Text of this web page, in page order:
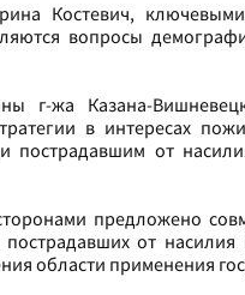
Костевич, ключевыми
вопросы
г-жа Казана-
в интересах
пострадавшим от
предложено
от насилия
области применения